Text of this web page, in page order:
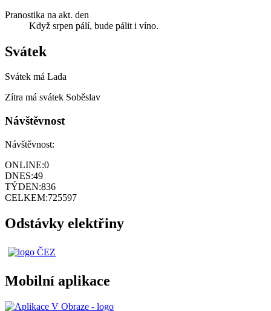
Pranostika na akt. den
Když srpen pálí, bude pálit i víno.
Svátek
Svátek má Lada
Zítra má svátek Soběslav
Návštěvnost
Návštěvnost:
ONLINE:0
DNES:49
TÝDEN:836
CELKEM:725597
Odstávky elektřiny
Mobilní aplikace